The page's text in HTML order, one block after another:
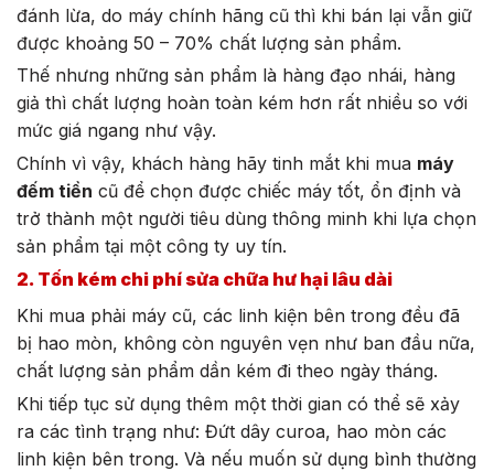
đánh lừa, do máy chính hãng cũ thì khi bán lại vẫn giữ
được khoảng 50 – 70% chất lượng sản phẩm.
Thế nhưng những sản phẩm là hàng đạo nhái, hàng
giả thì chất lượng hoàn toàn kém hơn rất nhiều so với
mức giá ngang như vậy.
Chính vì vậy, khách hàng hãy tinh mắt khi mua máy
đếm tiền cũ để chọn được chiếc máy tốt, ổn định và
trở thành một người tiêu dùng thông minh khi lựa chọn
sản phẩm tại một công ty uy tín.
2. Tốn kém chi phí sửa chữa hư hại lâu dài
Khi mua phải máy cũ, các linh kiện bên trong đều đã
bị hao mòn, không còn nguyên vẹn như ban đầu nữa,
chất lượng sản phẩm dần kém đi theo ngày tháng.
Khi tiếp tục sử dụng thêm một thời gian có thể sẽ xảy
ra các tình trạng như: Đứt dây curoa, hao mòn các
linh kiện bên trong. Và nếu muốn sử dụng bình thường